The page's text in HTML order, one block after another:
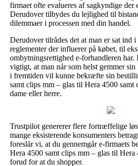
firmaet ofte evalueres af sagkyndige der
Derudover tilbydes du lejlighed til
dilemmaer i processen med din handel.
Derudover tilrådes det at man er sat ind i
reglementer der influerer på købet, til
ombytningsrettighed e-forhandleren har.
vigtigt, at man når som helst gemmer
i fremtiden vil kunne bekræfte sin
samt clips mm – glas til Hera 4500
dame eller herre.
Trustpilot genererer flere fortræffelige
mange eksisterende konsumenters
foreslår vi, at du gennemgår e-firmaets
Hera 4500 samt clips mm – glas til
forud for at du shopper.